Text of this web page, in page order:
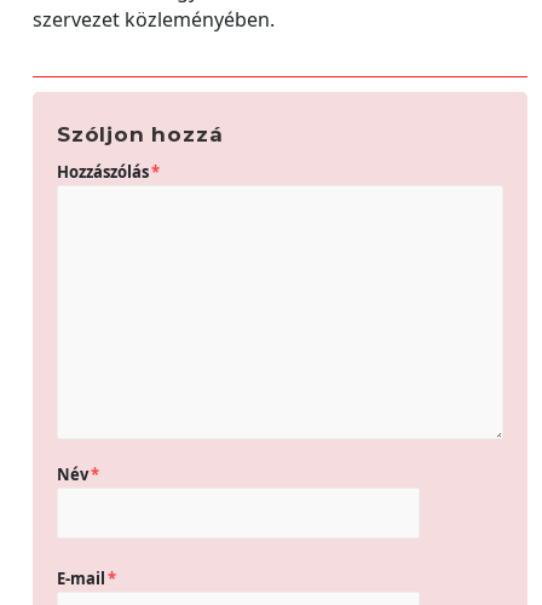
szervezet közleményében.
Szóljon hozzá
Hozzászólás*
Név*
E-mail*